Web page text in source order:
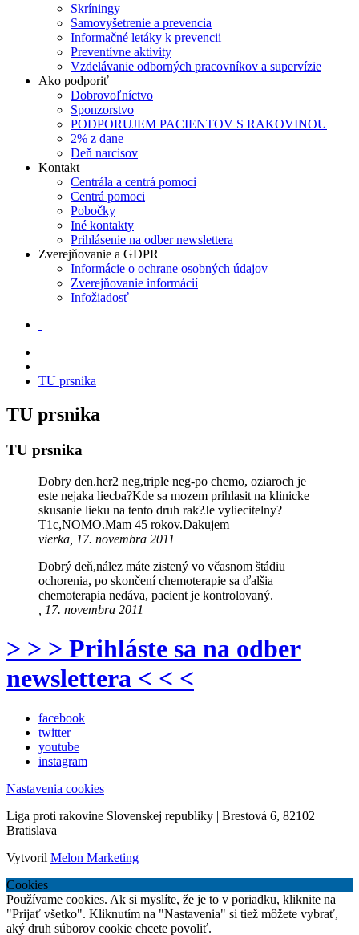
Skríningy
Samovyšetrenie a prevencia
Informačné letáky k prevencii
Preventívne aktivity
Vzdelávanie odborných pracovníkov a supervízie
Ako podporiť
Dobrovoľníctvo
Sponzorstvo
PODPORUJEM PACIENTOV S RAKOVINOU
2% z dane
Deň narcisov
Kontakt
Centrála a centrá pomoci
Centrá pomoci
Pobočky
Iné kontakty
Prihlásenie na odber newslettera
Zverejňovanie a GDPR
Informácie o ochrane osobných údajov
Zverejňovanie informácií
Infožiadosť
TU prsnika
TU prsnika
TU prsnika
Dobry den.her2 neg,triple neg-po chemo, oziaroch je
este nejaka liecba?Kde sa mozem prihlasit na klinicke
skusanie lieku na tento druh rak?Je vyliecitelny?
T1c,NOMO.Mam 45 rokov.Dakujem
vierka, 17. novembra 2011
Dobrý deň,nález máte zistený vo včasnom štádiu
ochorenia, po skončení chemoterapie sa ďalšia
chemoterapia nedáva, pacient je kontrolovaný.
, 17. novembra 2011
> > > Prihláste sa na odber
newslettera < < <
facebook
twitter
youtube
instagram
Nastavenia cookies
Liga proti rakovine Slovenskej republiky | Brestová 6, 82102
Bratislava
Vytvoril Melon Marketing
Cookies
Používame cookies. Ak si myslíte, že je to v poriadku, kliknite na
"Prijať všetko". Kliknutím na "Nastavenia" si tiež môžete vybrať,
aký druh súborov cookie chcete povoliť.